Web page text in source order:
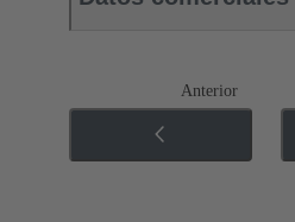
Anterior